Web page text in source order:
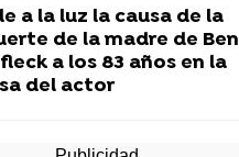
a la luz la causa de la
de la madre de Ben
a los 83 años en la
del actor